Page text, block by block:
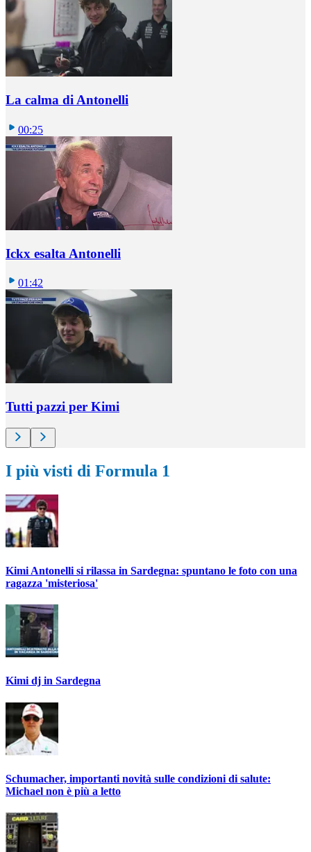
La calma di Antonelli
00:25
Ickx esalta Antonelli
01:42
Tutti pazzi per Kimi
I più visti di Formula 1
Kimi Antonelli si rilassa in Sardegna: spuntano le foto con una
ragazza 'misteriosa'
Kimi dj in Sardegna
Schumacher, importanti novità sulle condizioni di salute:
Michael non è più a letto